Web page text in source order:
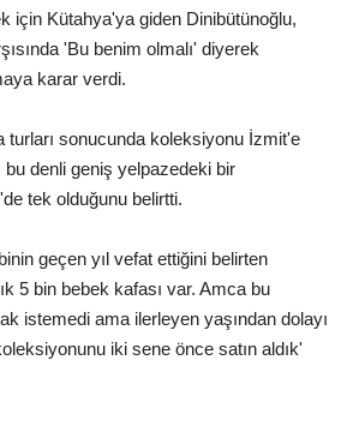
için Kütahya'ya giden Dinibütünoğlu,
'Bu benim olmalı' diyerek
karar verdi.
turları sonucunda koleksiyonu İzmit'e
denli geniş yelpazedeki bir
tek olduğunu belirtti.
geçen yıl vefat ettiğini belirten
5 bin bebek kafası var. Amca bu
istemedi ama ilerleyen yaşından dolayı
iki sene önce satın aldık'